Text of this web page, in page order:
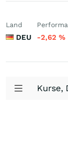
Land
DEU -2,62 %
Kurse,